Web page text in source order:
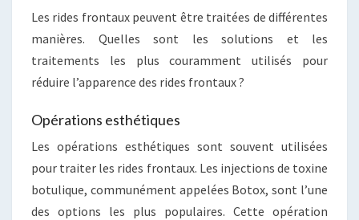
Les rides frontaux peuvent être traitées de différentes
manières. Quelles sont les solutions et les
traitements les plus couramment utilisés pour
réduire l’apparence des rides frontaux ?
Opérations esthétiques
Les opérations esthétiques sont souvent utilisées
pour traiter les rides frontaux. Les injections de toxine
botulique, communément appelées Botox, sont l’une
des options les plus populaires. Cette opération